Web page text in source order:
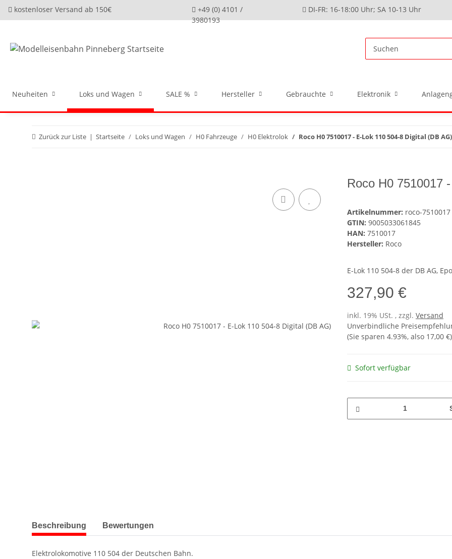
kostenloser Versand ab 150€
+49 (0) 4101 /
3980193
DI-FR: 16-18:00 Uhr; SA 10-13 Uhr
Neuheiten Loks und Wagen SALE % Hersteller Gebrauchte Elektronik
Zurück zur Liste Startseite Loks und Wagen H0 Fahrzeuge H0 Elektrolok Roco H0 7510017 - E-Lok 110 504-8 Digital (DB AG)
Roco H0 7510017
Artikelnummer: roco-7510017
GTIN: 9005033061845
HAN: 7510017
Hersteller: Roco
E-Lok 110 504-8 der DB AG,
327,90 €
inkl. 19% USt. , zzgl. Versand
Unverbindliche
(Sie sparen 4.93%, also 17,00 €)
Sofort verfügbar
weitere Registerkarten anzeigen
Beschreibung Bewertungen
Elektrolokomotive 110 504 der Deutschen Bahn.